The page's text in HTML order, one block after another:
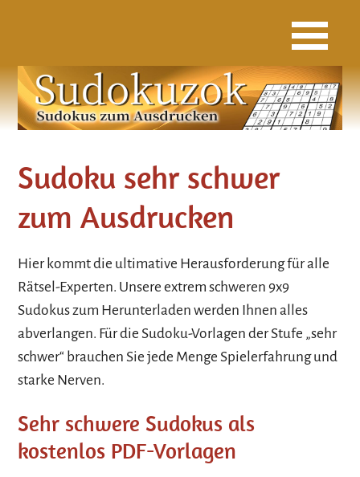
Sudoku sehr schwer
zum Ausdrucken
Hier kommt die ultimative Herausforderung für alle
Rätsel-Experten. Unsere extrem schweren 9x9
Sudokus zum Herunterladen werden Ihnen alles
abverlangen. Für die Sudoku-Vorlagen der Stufe „sehr
schwer“ brauchen Sie jede Menge Spielerfahrung und
starke Nerven.
Sehr schwere Sudokus als
kostenlos PDF-Vorlagen